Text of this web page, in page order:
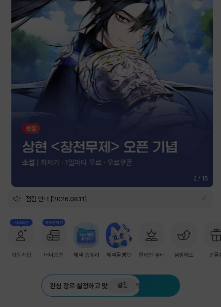
2 / 15
점검 안내 [2026.08.11]
+1,000원
회원가입
첫충전 혜택
머니충전 혜택 총정리 혜택몰빵💘 밀리언 셀러 점핑패스 선물
관심 장르 설정하고 맞춤 추천 받기
설정